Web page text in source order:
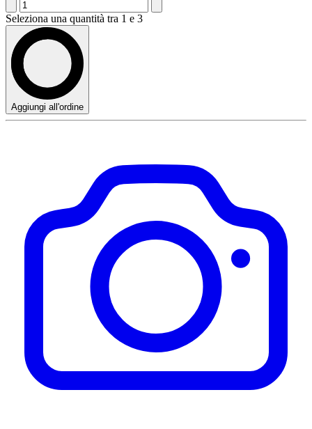
Seleziona una quantità tra 1 e 3
Aggiungi all'ordine